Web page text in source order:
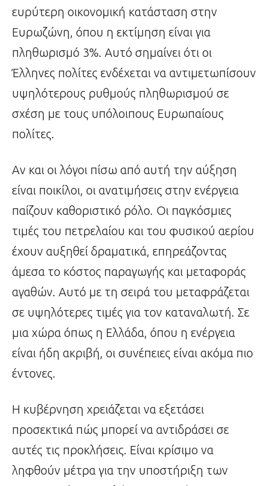
ευρύτερη οικονομική κατάσταση στην
Ευρωζώνη, όπου η εκτίμηση είναι για
πληθωρισμό 3%. Αυτό σημαίνει ότι οι
Έλληνες πολίτες ενδέχεται να αντιμετωπίσουν
υψηλότερους ρυθμούς πληθωρισμού σε
σχέση με τους υπόλοιπους Ευρωπαίους
πολίτες.
Αν και οι λόγοι πίσω από αυτή την αύξηση
είναι ποικίλοι, οι ανατιμήσεις στην ενέργεια
παίζουν καθοριστικό ρόλο. Οι παγκόσμιες
τιμές του πετρελαίου και του φυσικού αερίου
έχουν αυξηθεί δραματικά, επηρεάζοντας
άμεσα το κόστος παραγωγής και μεταφοράς
αγαθών. Αυτό με τη σειρά του μεταφράζεται
σε υψηλότερες τιμές για τον καταναλωτή. Σε
μια χώρα όπως η Ελλάδα, όπου η ενέργεια
είναι ήδη ακριβή, οι συνέπειες είναι ακόμα πιο
έντονες.
Η κυβέρνηση χρειάζεται να εξετάσει
προσεκτικά πώς μπορεί να αντιδράσει σε
αυτές τις προκλήσεις. Είναι κρίσιμο να
ληφθούν μέτρα για την υποστήριξη των